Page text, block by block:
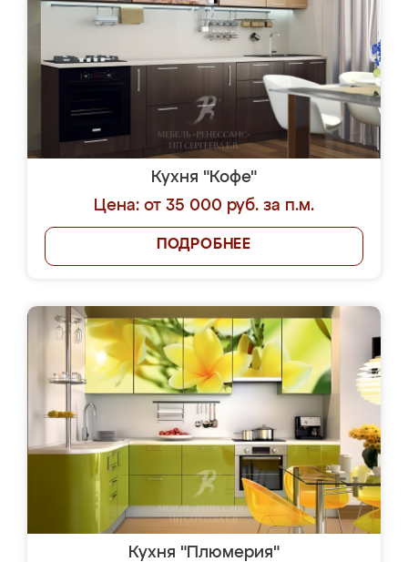
Кухня "Кофе"
Цена: от 35 000 руб. за п.м.
ПОДРОБНЕЕ
Кухня "Плюмерия"